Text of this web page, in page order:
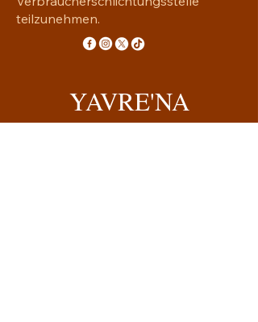
teilzunehmen.
YAVRE'NA